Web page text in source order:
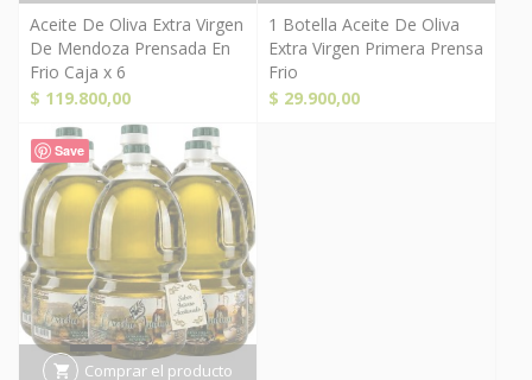
Aceite De Oliva Extra Virgen
De Mendoza Prensada En
Frio Caja x 6
$ 119.800,00
1 Botella Aceite De Oliva
Extra Virgen Primera Prensa
Frio
$ 29.900,00
Save
Comprar el producto